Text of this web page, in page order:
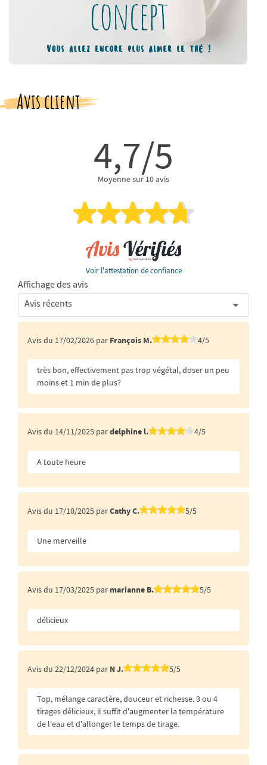
Avis client
4,7/5
Moyenne sur 10 avis
Voir l'attestation de confiance
Affichage des avis
Avis du 17/02/2026 par François M. 4/5
très bon, effectivement pas trop végétal, doser un peu
moins et 1 min de plus?
Avis du 14/11/2025 pardelphine l. 4/5
A toute heure
Avis du 17/10/2025 parCathy C. 5/5
Une merveille
Avis du 17/03/2025 par marianne B. 5/5
délicieux
Avis du 22/12/2024 par N J. 5/5
Top, mélange caractère, douceur et richesse. 3 ou 4
tirages délicieux, il suffit d'augmenter la température
de l'eau et d'allonger le temps de tirage.